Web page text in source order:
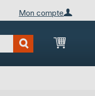
Mon compte
Mon